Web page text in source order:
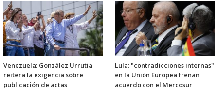
Venezuela: González Urrutia
reitera la exigencia sobre
publicación de actas
Lula: "contradicciones internas"
en la Unión Europea frenan
acuerdo con el Mercosur